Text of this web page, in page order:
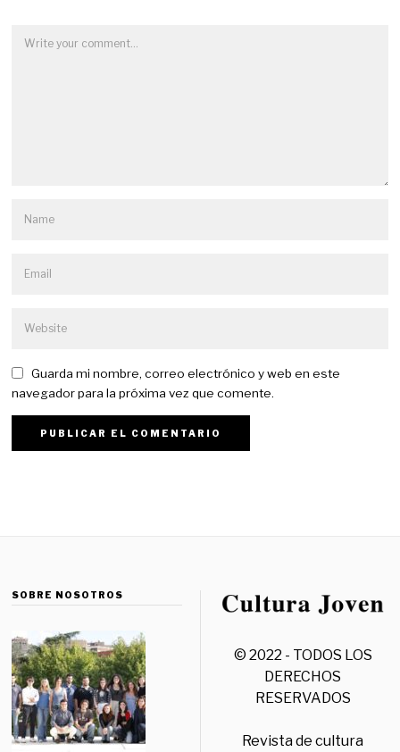
Guarda mi nombre, correo electrónico y web en este
navegador para la próxima vez que comente.
SOBRE NOSOTROS
© 2022 - TODOS LOS
DERECHOS
RESERVADOS
Revista de cultura